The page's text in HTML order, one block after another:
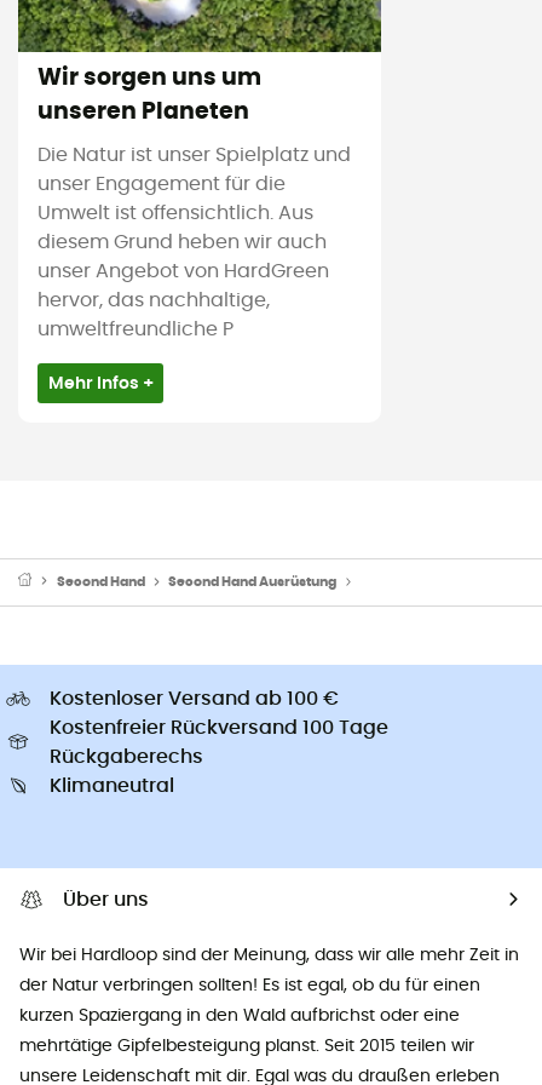
Wir sorgen uns um
unseren Planeten
Die Natur ist unser Spielplatz und
unser Engagement für die
Umwelt ist offensichtlich. Aus
diesem Grund heben wir auch
unser Angebot von HardGreen
hervor, das nachhaltige,
umweltfreundliche P
Mehr Infos +
Second Hand Second Hand Ausrüstung
Kostenloser Versand ab 100 €
Kostenfreier Rückversand 100 Tage
Rückgaberechs
Klimaneutral
Über uns
Wir bei Hardloop sind der Meinung, dass wir alle mehr Zeit in
der Natur verbringen sollten! Es ist egal, ob du für einen
kurzen Spaziergang in den Wald aufbrichst oder eine
mehrtätige Gipfelbesteigung planst. Seit 2015 teilen wir
unsere Leidenschaft mit dir. Egal was du draußen erleben